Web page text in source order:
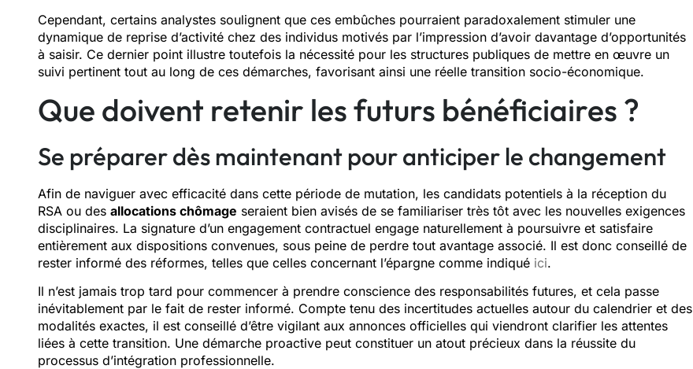
Cependant, certains analystes soulignent que ces embûches pourraient paradoxalement stimuler une
dynamique de reprise d’activité chez des individus motivés par l’impression d’avoir davantage d’opportunités
à saisir. Ce dernier point illustre toutefois la nécessité pour les structures publiques de mettre en œuvre un
suivi pertinent tout au long de ces démarches, favorisant ainsi une réelle transition socio-économique.
Que doivent retenir les futurs bénéficiaires ?
Se préparer dès maintenant pour anticiper le changement
Afin de naviguer avec efficacité dans cette période de mutation, les candidats potentiels à la réception du
RSA ou des allocations chômage seraient bien avisés de se familiariser très tôt avec les nouvelles exigences
disciplinaires. La signature d’un engagement contractuel engage naturellement à poursuivre et satisfaire
entièrement aux dispositions convenues, sous peine de perdre tout avantage associé. Il est donc conseillé de
rester informé des réformes, telles que celles concernant l’épargne comme indiqué ici.
Il n’est jamais trop tard pour commencer à prendre conscience des responsabilités futures, et cela passe
inévitablement par le fait de rester informé. Compte tenu des incertitudes actuelles autour du calendrier et des
modalités exactes, il est conseillé d’être vigilant aux annonces officielles qui viendront clarifier les attentes
liées à cette transition. Une démarche proactive peut constituer un atout précieux dans la réussite du
processus d’intégration professionnelle.